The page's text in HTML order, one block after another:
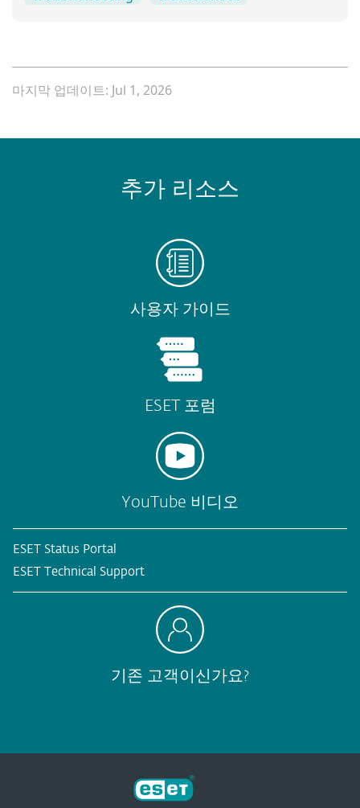
마지막 업데이트: Jul 1, 2026
추가 리소스
사용자 가이드
ESET 포럼
YouTube 비디오
ESET Status Portal
ESET Technical Support
기존 고객이신가요?